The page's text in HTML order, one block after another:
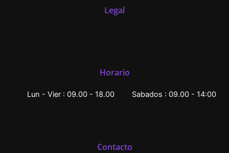
Legal
Horario
Lun - Vier : 09.00 - 18.00 Sabados : 09.00 - 14:00
Contacto